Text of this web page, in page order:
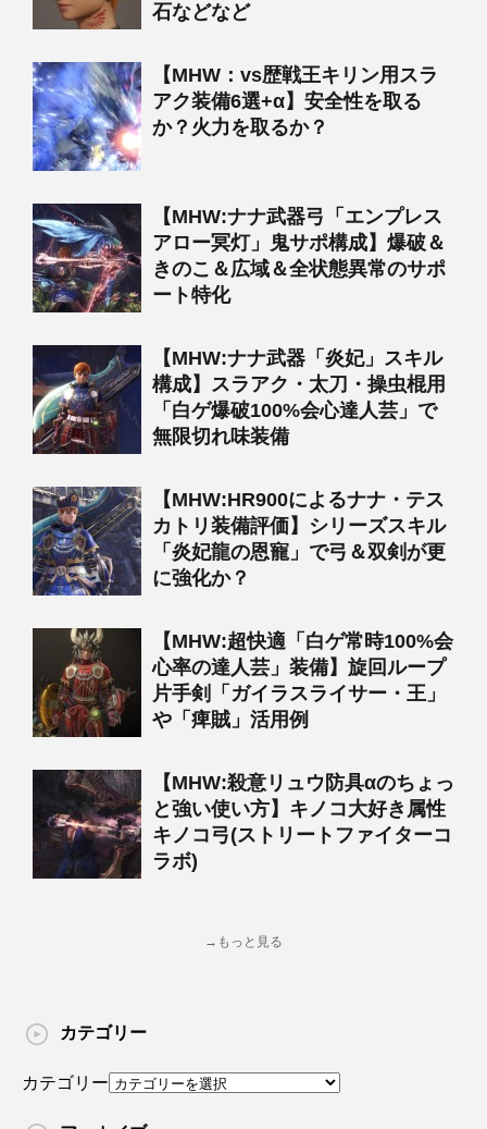
石などなど
【MHW：vs歴戦王キリン用スラ
アク装備6選+α】安全性を取る
か？火力を取るか？
【MHW:ナナ武器弓「エンプレス
アロー冥灯」鬼サポ構成】爆破＆
きのこ＆広域＆全状態異常のサポ
ート特化
【MHW:ナナ武器「炎妃」スキル
構成】スラアク・太刀・操虫棍用
「白ゲ爆破100%会心達人芸」で
無限切れ味装備
【MHW:HR900によるナナ・テス
カトリ装備評価】シリーズスキル
「炎妃龍の恩寵」で弓＆双剣が更
に強化か？
【MHW:超快適「白ゲ常時100%会
心率の達人芸」装備】旋回ループ
片手剣「ガイラスライサー・王」
や「痺賊」活用例
【MHW:殺意リュウ防具αのちょっ
と強い使い方】キノコ大好き属性
キノコ弓(ストリートファイターコ
ラボ)
→もっと見る
カテゴリー
カテゴリー